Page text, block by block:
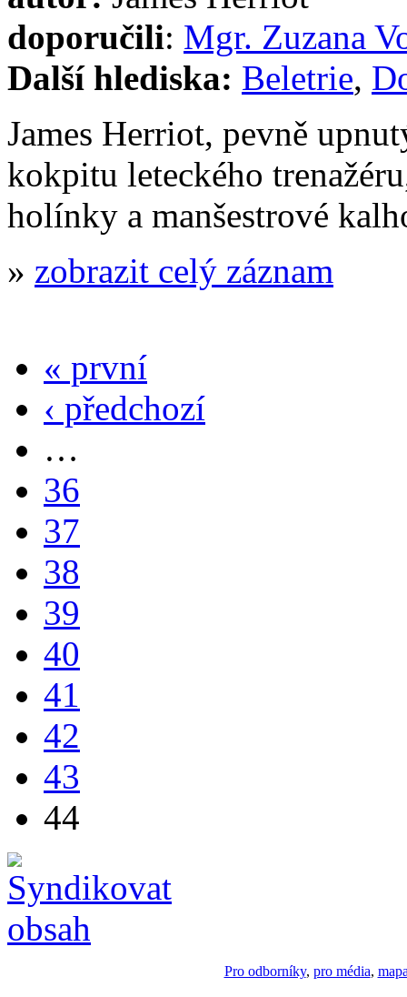
doporučili: Mgr. Zuzana
Další hlediska: Beletrie,
James Herriot, pevně
kokpitu leteckého
holínky a manšestrové
» zobrazit celý záznam
« první
‹ předchozí
…
36
37
38
39
40
41
42
43
44
Pro odborníky, pro média,